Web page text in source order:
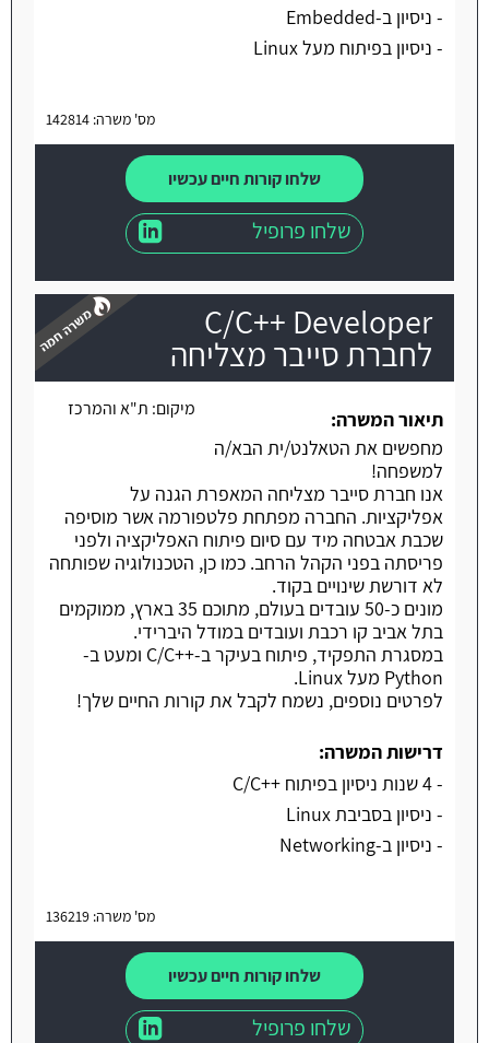
- ניסיון ב-Embedded
- ניסיון בפיתוח מעל Linux
מס' משרה: 142814
שלחו קורות חיים עכשיו
שלחו פרופיל
C/C++ Developer
לחברת סייבר מצליחה
משרה חמה מיקום: ת"א והמרכז
תיאור המשרה:
מחפשים את הטאלנט/ית הבא/ה
למשפחה!
אנו חברת סייבר מצליחה המאפרת הגנה על
אפליקציות. החברה מפתחת פלטפורמה אשר מוסיפה
שכבת אבטחה מיד עם סיום פיתוח האפליקציה ולפני
פריסתה בפני הקהל הרחב. כמו כן, הטכנולוגיה שפותחה
לא דורשת שינויים בקוד.
מונים כ-50 עובדים בעולם, מתוכם 35 בארץ, ממוקמים
בתל אביב קו רכבת ועובדים במודל היברידי.
במסגרת התפקיד, פיתוח בעיקר ב-++C/C ומעט ב-
Python מעל Linux.
לפרטים נוספים, נשמח לקבל את קורות החיים שלך!
דרישות המשרה:
- 4 שנות ניסיון בפיתוח ++C/C
- ניסיון בסביבת Linux
- ניסיון ב-Networking
מס' משרה: 136219
שלחו קורות חיים עכשיו
שלחו פרופיל